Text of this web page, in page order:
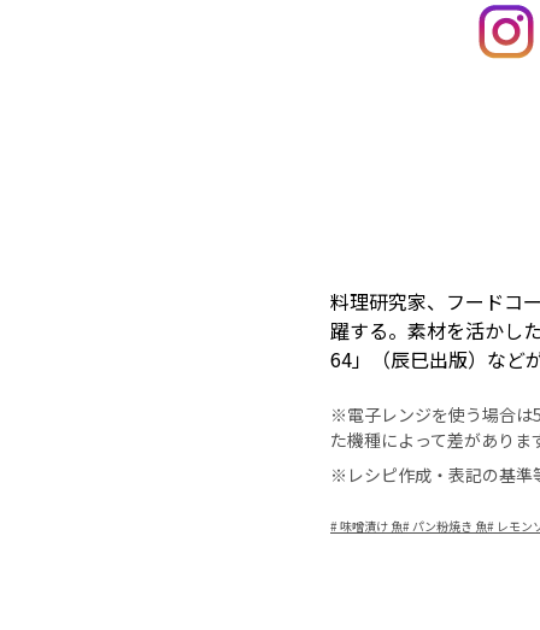
料理研究家、フードコ
躍する。素材を活かし
64」（辰巳出版）など
※電子レンジを使う場合は
た機種によって差がありま
※レシピ作成・表記の基準
#味噌漬け 魚#パン粉焼き 魚# レモン